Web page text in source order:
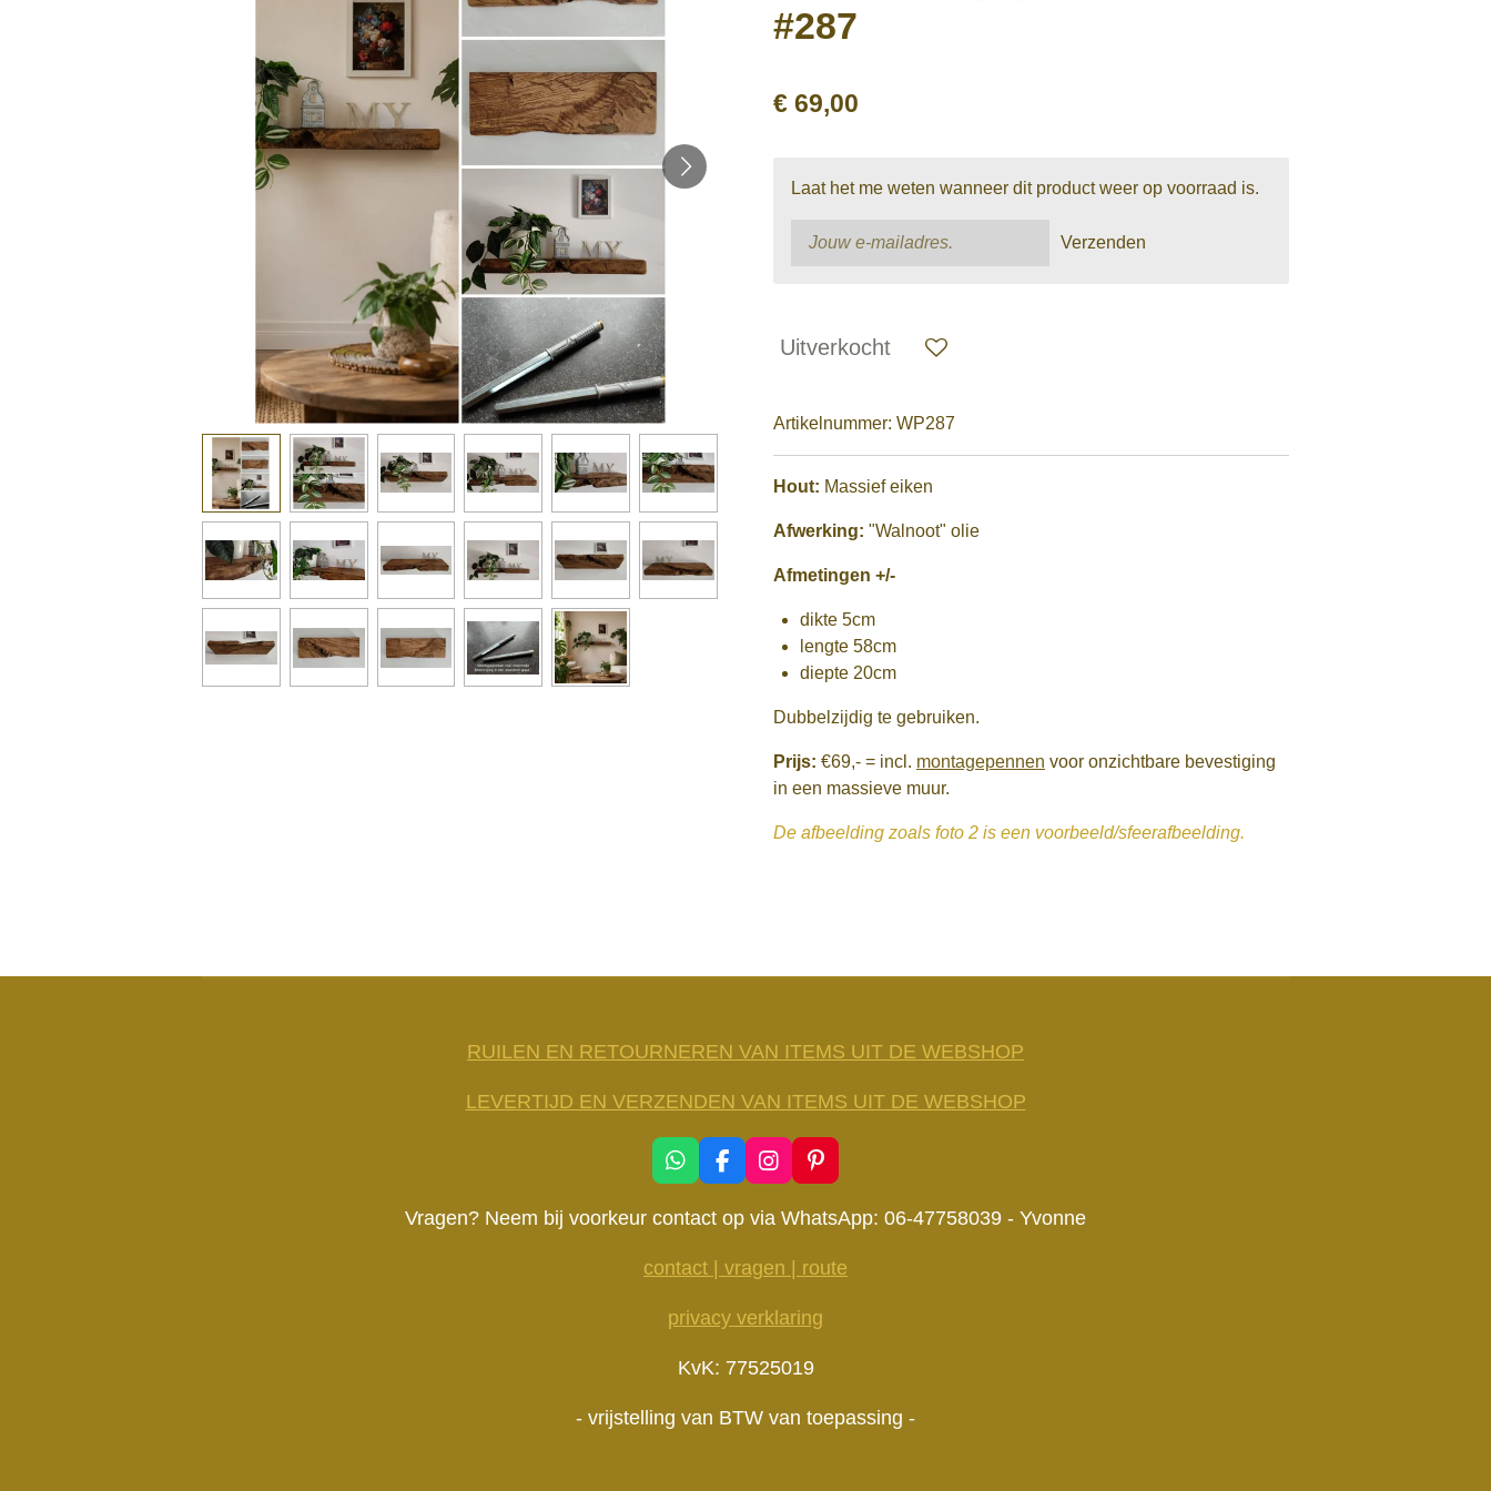
#287
€ 69,00
Laat het me weten wanneer dit product weer op voorraad is.
Verzenden
Uitverkocht
Artikelnummer: WP287
Hout: Massief eiken
Afwerking: "Walnoot" olie
Afmetingen +/-
dikte 5cm
lengte 58cm
diepte 20cm
Dubbelzijdig te gebruiken.
Prijs: €69,- = incl. montagepennen voor onzichtbare bevestiging
in een massieve muur.
De afbeelding zoals foto 2 is een voorbeeld/sfeerafbeelding.
RUILEN EN RETOURNEREN VAN ITEMS UIT DE WEBSHOP
LEVERTIJD EN VERZENDEN VAN ITEMS UIT DE WEBSHOP
W
a
A
p
F
c
o
k
I
s
g
a
P
n
r
s
Vragen? Neem bij voorkeur contact op via WhatsApp: 06-47758039 - Yvonne
contact | vragen | route
privacy verklaring
KvK: 77525019
- vrijstelling van BTW van toepassing -